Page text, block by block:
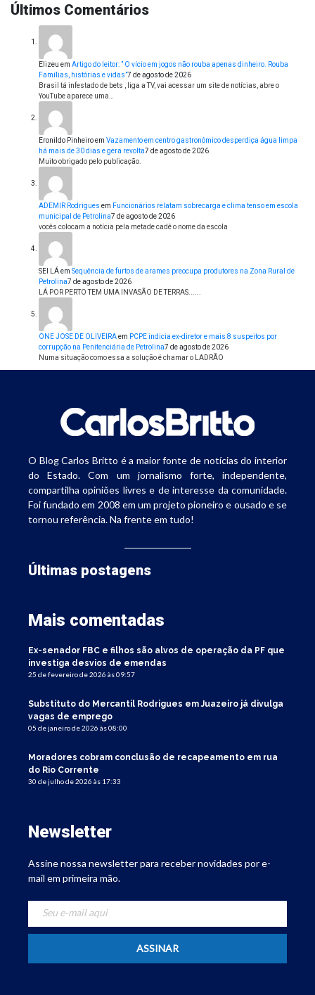
Últimos Comentários
Elizeu em Artigo do leitor: ” O vício em jogos não rouba apenas dinheiro. Rouba
Famílias, histórias e vidas”7 de agosto de 2026
Brasil tá infestado de bets , liga a TV, vai acessar um site de notícias, abre o
YouTube aparece uma…
Eronildo Pinheiroem Vazamento em centro gastronômico desperdiça água limpa
há mais de 30 dias e gera revolta7 de agosto de 2026
Muito obrigado pelo publicação.
ADEMIR Rodrigues em Funcionários relatam sobrecarga e clima tenso em escola
municipal de Petrolina7 de agosto de 2026
vocês colocam a notícia pela metade cadê o nome da escola
SEI LÁem Sequência de furtos de arames preocupa produtores na Zona Rural de
Petrolina7 de agosto de 2026
LÁ POR PERTO TEM UMA INVASÃO DE TERRAS......
ONE JOSE DE OLIVEIRAem PCPE indicia ex-diretor e mais 8 suspeitos por
corrupção na Penitenciária de Petrolina7 de agosto de 2026
Numa situação como essa a solução é chamar o LADRÃO
O Blog Carlos Britto é a maior fonte de notícias do interior
do Estado. Com um jornalismo forte, independente,
compartilha opiniões livres e de interesse da comunidade.
Foi fundado em 2008 em um projeto pioneiro e ousado e se
tornou referência. Na frente em tudo!
Últimas postagens
Mais comentadas
Ex-senador FBC e filhos são alvos de operação da PF que
investiga desvios de emendas
25 de fevereiro de 2026 às 09:57
Substituto do Mercantil Rodrigues em Juazeiro já divulga
vagas de emprego
05 de janeiro de 2026 às 08:00
Moradores cobram conclusão de recapeamento em rua
do Rio Corrente
30 de julho de 2026 às 17:33
Newsletter
Assine nossa newsletter para receber novidades por e-
mail em primeira mão.